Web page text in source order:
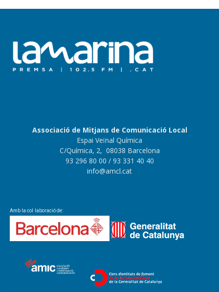
Associació de Mitjans de Comunicació Local
Espai Veïnal Química
C/Química, 2, 08038 Barcelona
93 296 80 00 / 93 331 40 40
info@amcl.cat
Amb la col·laboració de: